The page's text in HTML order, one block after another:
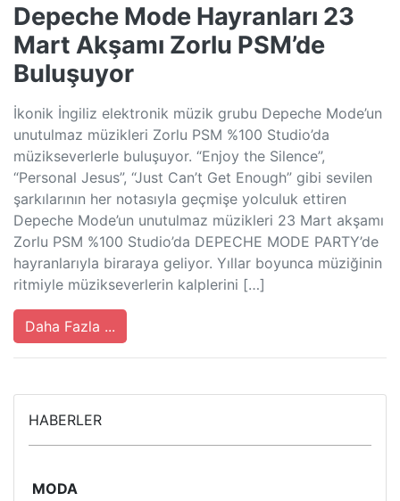
Depeche Mode Hayranları 23
Mart Akşamı Zorlu PSM’de
Buluşuyor
İkonik İngiliz elektronik müzik grubu Depeche Mode’un
unutulmaz müzikleri Zorlu PSM %100 Studio’da
müzikseverlerle buluşuyor. “Enjoy the Silence”,
“Personal Jesus”, “Just Can’t Get Enough” gibi sevilen
şarkılarının her notasıyla geçmişe yolculuk ettiren
Depeche Mode’un unutulmaz müzikleri 23 Mart akşamı
Zorlu PSM %100 Studio’da DEPECHE MODE PARTY’de
hayranlarıyla biraraya geliyor. Yıllar boyunca müziğinin
ritmiyle müzikseverlerin kalplerini […]
Daha Fazla ...
HABERLER
MODA